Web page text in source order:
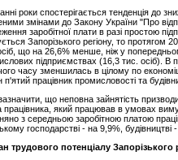
роки спостерігається тенденція до
змінами до Закону України "Про
заробітної плати в разі простою
Запорізького регіону, то протягом
що на 26,6% менше, ніж у
підприємствах (16,3 тис. осіб). В
часу зменшилась в цілому по
п'ятий працівник промисловості та
що неповна зайнятість
працівника, який працював в умовах
з середньою заробітною платою
господарстві - на 9,9%,
трудового потенціалу Запорізького